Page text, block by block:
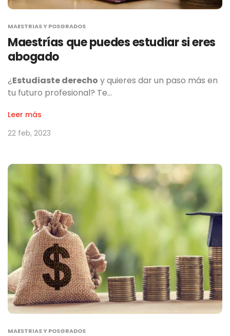
MAESTRIAS Y POSGRADOS
Maestrías que puedes estudiar si eres
abogado
¿Estudiaste derecho y quieres dar un paso más en
tu futuro profesional? Te…
Leer más
22 feb, 2023
MAESTRIAS Y POSGRADOS